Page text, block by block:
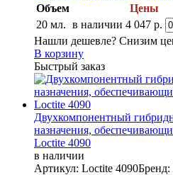
Объем
Цены
20 мл. в наличии 4 047 р.
Нашли дешевле? Снизим
В корзину
Быстрый заказ
Двухкомпонентный
назначения,
Loctite 4090
в наличии
Артикул: Loctite 4090Бренд: